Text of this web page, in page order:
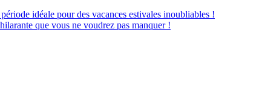
idéale pour des vacances estivales inoubliables !
que vous ne voudrez pas manquer !